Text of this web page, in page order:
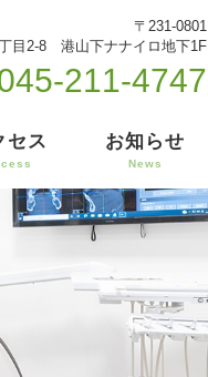
〒231-0801
目2-8 港山下ナナイロ地下1F
211-4747
セス お知らせ
News